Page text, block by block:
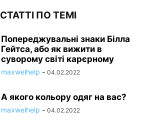
СТАТТІ ПО ТЕМІ
Попереджувальні знаки Білла
Гейтса, або як вижити в
суворому світі карєрному
maxwelhelp - 04.02.2022
А якого кольору одяг на вас?
maxwelhelp - 04.02.2022